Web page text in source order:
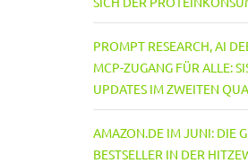
PROMPT RESEARCH, AI
MCP-ZUGANG FÜR ALLE:
UPDATES IM ZWEITEN
AMAZON.DE IM JUNI: DIE
ESTSELLER IN DER